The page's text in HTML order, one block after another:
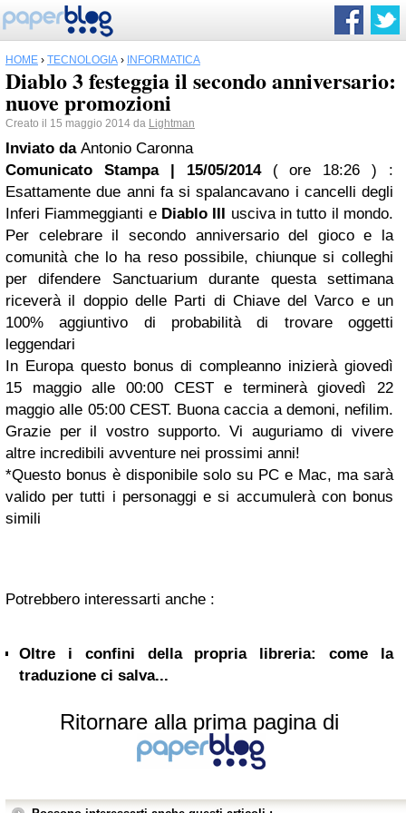
HOME › TECNOLOGIA › INFORMATICA
Diablo 3 festeggia il secondo anniversario:
nuove promozioni
Creato il 15 maggio 2014 da Lightman
Inviato da Antonio Caronna
Comunicato Stampa | 15/05/2014
( ore 18:26 ) :
Esattamente due anni fa si spalancavano i cancelli degli
Inferi Fiammeggianti e Diablo III usciva in tutto il mondo.
Per celebrare il secondo anniversario del gioco e la
comunità che lo ha reso possibile, chiunque si colleghi
per difendere Sanctuarium durante questa settimana
riceverà il doppio delle Parti di Chiave del Varco e un
100% aggiuntivo di probabilità di trovare oggetti
leggendari
In Europa questo bonus di compleanno inizierà giovedì
15 maggio alle 00:00 CEST e terminerà giovedì 22
maggio alle 05:00 CEST. Buona caccia a demoni, nefilim.
Grazie per il vostro supporto. Vi auguriamo di vivere
altre incredibili avventure nei prossimi anni!
*Questo bonus è disponibile solo su PC e Mac, ma sarà
valido per tutti i personaggi e si accumulerà con bonus
simili
Potrebbero interessarti anche :
Oltre i confini della propria libreria: come la
traduzione ci salva...
Ritornare alla prima pagina di